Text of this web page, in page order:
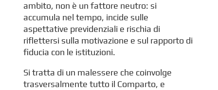
ambito, non è un fattore neutro: si
accumula nel tempo, incide sulle
aspettative previdenziali e rischia di
riflettersi sulla motivazione e sul rapporto di
fiducia con le istituzioni.
Si tratta di un malessere che coinvolge
trasversalmente tutto il Comparto, e